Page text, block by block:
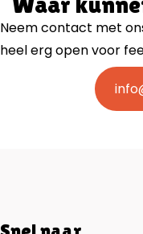
Neem contact met
heel erg open voor